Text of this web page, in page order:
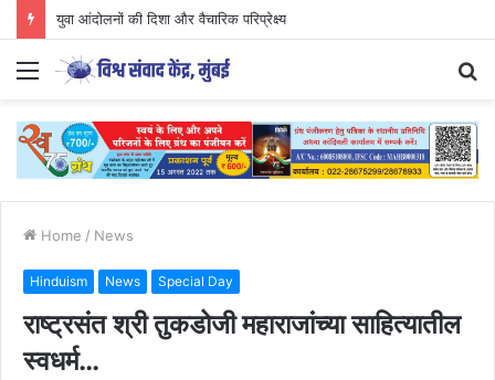
युवा आंदोलनों की दिशा और वैचारिक परिप्रेक्ष्य
Menu
Home / News
Hinduism News Special Day
राष्ट्रसंत श्री तुकडोजी महाराजांच्या साहित्यातील
स्वधर्म…